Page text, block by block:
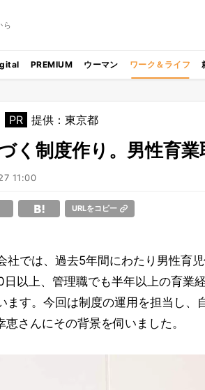
ら
PREMIUM ウーマン ワーク＆ライフ
PR 提供：東京都
く制度作り。男性育
11:00
URLをコピー
社では、過去5年間にわたり男性育
以上、管理職でも半年以上の育業
ます。今回は制度の運用を担当し
さんにその背景を伺いました。